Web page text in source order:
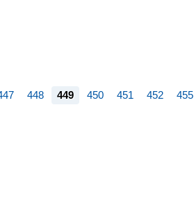
448 449 450 451 452 455